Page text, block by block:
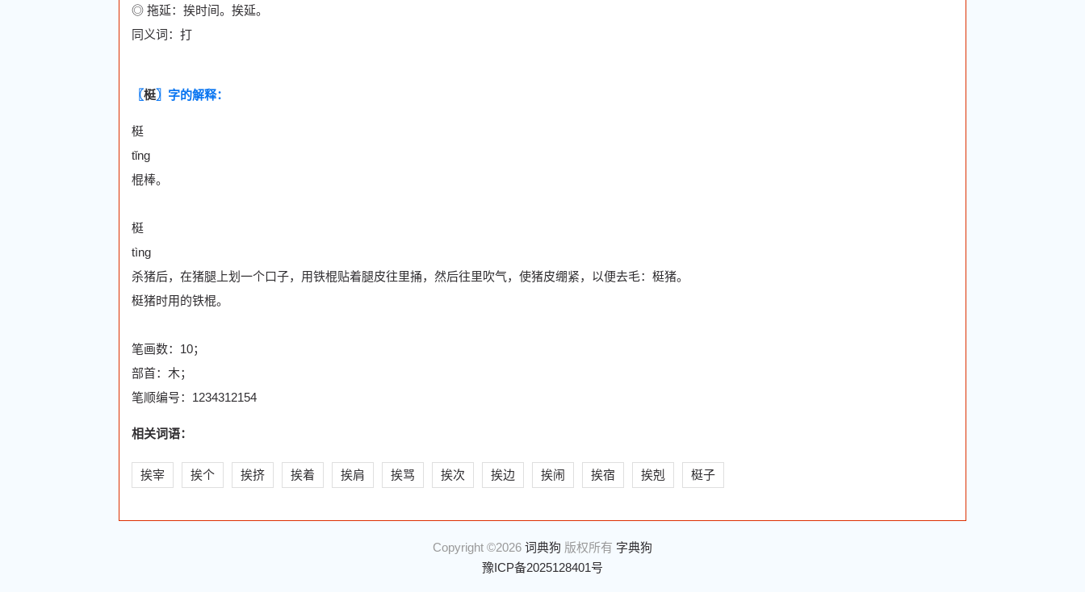
◎ 拖延：挨时间。挨延。
同义词：打
〖梃〗字的解释：
梃
tǐng
棍棒。
梃
tìng
杀猪后，在猪腿上划一个口子，用铁棍贴着腿皮往里捅，然后往里吹气，使猪皮绷紧，以便去毛：梃猪。
梃猪时用的铁棍。
笔画数：10；
部首：木；
笔顺编号：1234312154
相关词语：
挨宰 挨个 挨挤 挨着 挨肩 挨骂 挨次 挨边 挨闹 挨宿 挨剋 梃子
Copyright ©2026 词典狗 版权所有 字典狗
豫ICP备2025128401号